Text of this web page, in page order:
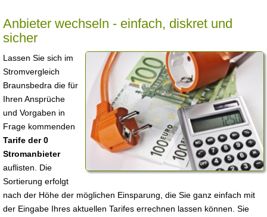
Anbieter wechseln - einfach, diskret und
sicher
Lassen Sie sich im
Stromvergleich
Braunsbedra die für
Ihren Ansprüche
und Vorgaben in
Frage kommenden
Tarife der 0
Stromanbieter
auflisten. Die
Sortierung erfolgt
nach der Höhe der möglichen Einsparung, die Sie ganz einfach mit
der Eingabe Ihres aktuellen Tarifes errechnen lassen können. Sie